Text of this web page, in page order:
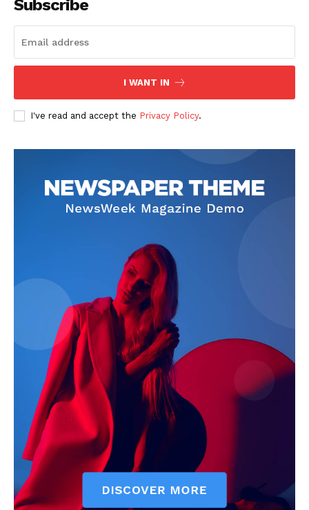
SUSCRIBETE
Nosotros
Subscribe
I WANT IN
I've read and accept the Privacy Policy.